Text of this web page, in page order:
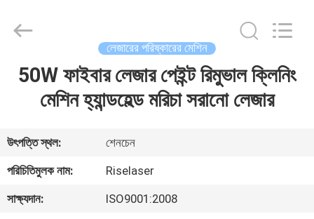
বাড়ি
ভিআর
শো
Technology
Reserved.
লেজারের পরিষ্কারের মেশিন
50W ফাইবার লেজার পেইন্ট রিমুভাল ক্লিনিং
মেশিন হ্যান্ডহেল্ড মরিচা সরানো লেজার
উৎপত্তি স্থল:
শেনচেন
পরিচিতিমুলক নাম:
Riselaser
সাক্ষ্যদান:
ISO9001:2008